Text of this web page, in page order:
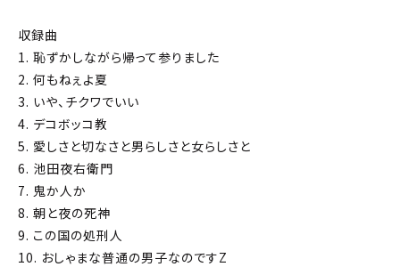
収録曲
1. 恥ずかしながら帰って参りました
2. 何もねぇよ夏
3. いや、チクワでいい
4. デコボッコ教
5. 愛しさと切なさと男らしさと女らしさと
6. 池田夜右衛門
7. 鬼か人か
8. 朝と夜の死神
9. この国の処刑人
10. おしゃまな普通の男子なのですZ